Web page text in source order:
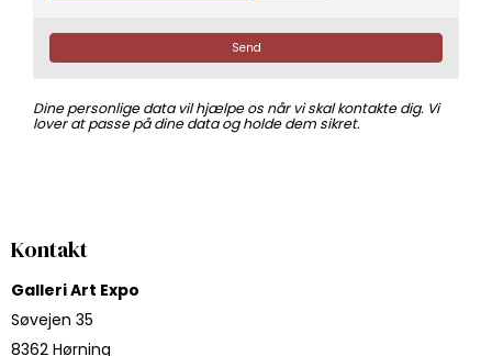
Send
Dine personlige data vil hjælpe os når vi skal kontakte dig. Vi
lover at passe på dine data og holde dem sikret.
Kontakt
Galleri Art Expo
Søvejen 35
8362 Hørning